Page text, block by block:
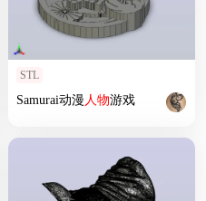
STL
Samurai动漫人物游戏